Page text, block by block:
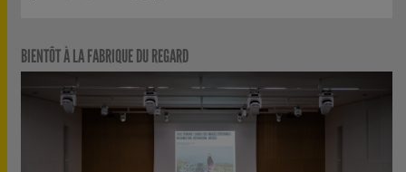
BIENTÔT À LA FABRIQUE DU REGARD